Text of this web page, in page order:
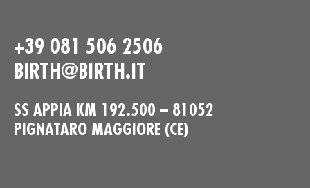
+39 081 506 2506
BIRTH@BIRTH.IT
SS APPIA KM 192.500 – 81052
PIGNATARO MAGGIORE (CE)